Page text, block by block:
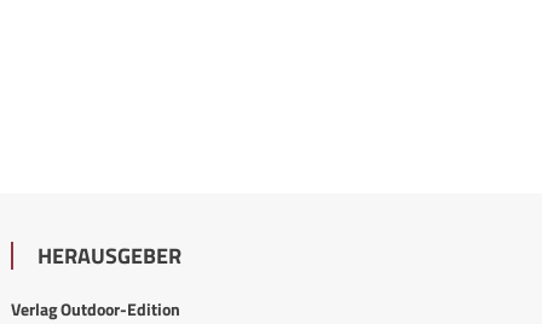
HERAUSGEBER
Verlag Outdoor-Edition